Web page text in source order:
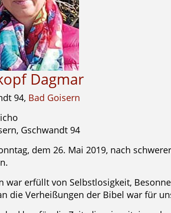
Dagmar
94, Bad Goisern
Gschwandt 94
dem 26. Mai 2019, nach
war erfüllt von Selbstlosigkeit,
die Verheißungen der Bibel war für